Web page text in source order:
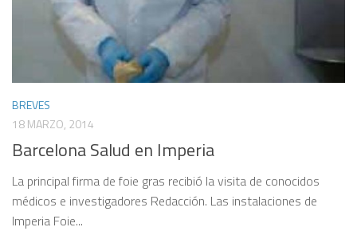
BREVES
18 MARZO, 2014
Barcelona Salud en Imperia
La principal firma de foie gras recibió la visita de conocidos
médicos e investigadores Redacción. Las instalaciones de
Imperia Foie...